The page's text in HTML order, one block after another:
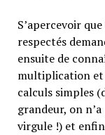
S’apercevoir
respectés
ensuite de
multiplication et
calculs simples
grandeur, on
virgule !) et